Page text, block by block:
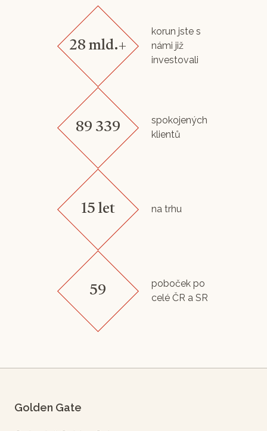
28 mld.+
korun jste s
námi již
investovali
89 339
spokojených
klientů
15 let na trhu
59
poboček po
celé ČR a SR
Golden Gate